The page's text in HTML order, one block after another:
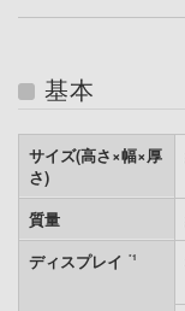
基本
サイズ(高さ×幅×厚
さ)
質量
ディスプレイ
*1